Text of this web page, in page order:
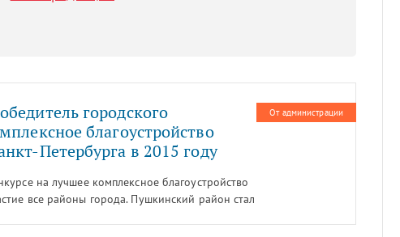
От администрации
городского
благоустройство
Петербурга в 2015 году
на лучшее комплексное благоустройство
все районы города. Пушкинский район стал